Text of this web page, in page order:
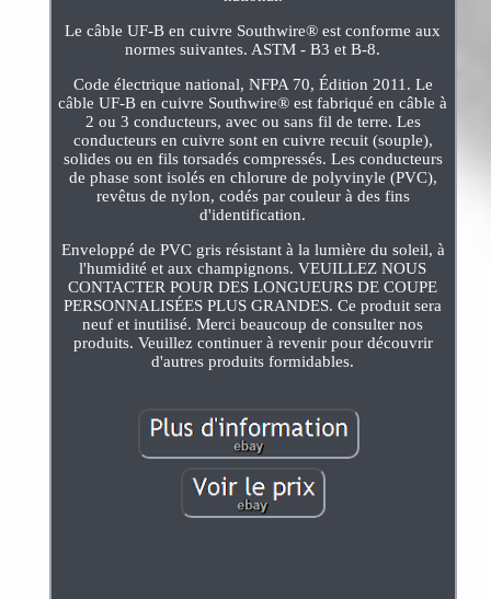
Le câble UF-B en cuivre Southwire® est conforme aux
normes suivantes. ASTM - B3 et B-8.
Code électrique national, NFPA 70, Édition 2011. Le
câble UF-B en cuivre Southwire® est fabriqué en câble à
2 ou 3 conducteurs, avec ou sans fil de terre. Les
conducteurs en cuivre sont en cuivre recuit (souple),
solides ou en fils torsadés compressés. Les conducteurs
de phase sont isolés en chlorure de polyvinyle (PVC),
revêtus de nylon, codés par couleur à des fins
d'identification.
Enveloppé de PVC gris résistant à la lumière du soleil, à
l'humidité et aux champignons. VEUILLEZ NOUS
CONTACTER POUR DES LONGUEURS DE COUPE
PERSONNALISÉES PLUS GRANDES. Ce produit sera
neuf et inutilisé. Merci beaucoup de consulter nos
produits. Veuillez continuer à revenir pour découvrir
d'autres produits formidables.